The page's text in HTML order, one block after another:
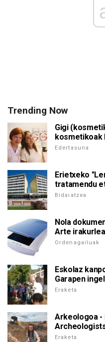
Trending Now
Gigi
kosmetikoak
Edertasuna
Erietxeko
tratamendu
Bidaiatzea
Nola
Arte
Ordenagailuak
Eskolaz
Garapen
Eraketa
Arkeologoa -
Eraketa